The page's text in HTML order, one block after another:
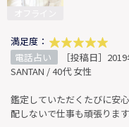
満足度：
電話占い
［投稿日］
SANTAN / 40代 女性
鑑定していただくたびに安
配しないで仕事も頑張ります